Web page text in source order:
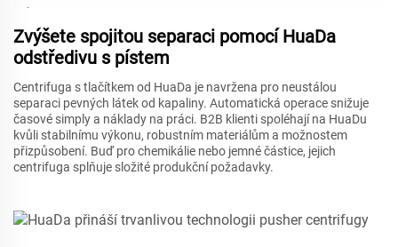
Zvýšete spojitou separaci pomocí HuaDa
odstředivu s pístem
Centrifuga s tlačítkem od HuaDa je navržena pro neustálou
separaci pevných látek od kapaliny. Automatická operace snižuje
časové simply a náklady na práci. B2B klienti spoléhají na HuaDu
kvůli stabilnímu výkonu, robustním materiálům a možnostem
přizpůsobení. Buď pro chemikálie nebo jemné částice, jejich
centrifuga splňuje složité produkční požadavky.